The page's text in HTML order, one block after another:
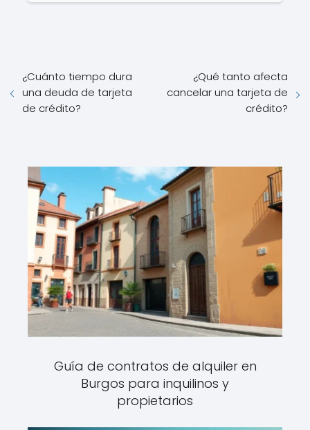
¿Cuánto tiempo dura
una deuda de tarjeta
de crédito?
¿Qué tanto afecta
cancelar una tarjeta de
crédito?
Guía de contratos de alquiler en
Burgos para inquilinos y
propietarios